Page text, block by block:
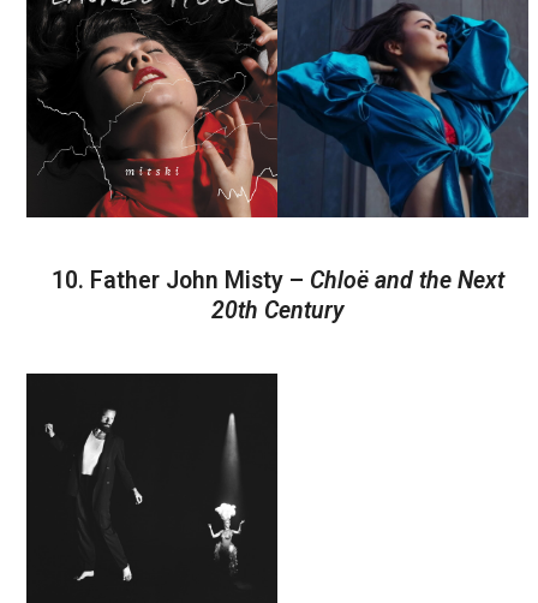
10. Father John Misty – Chloë and the Next
20th Century